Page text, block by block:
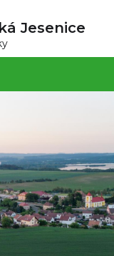
Jesenice